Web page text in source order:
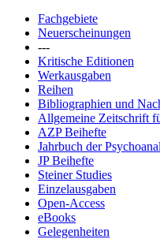
Fachgebiete
Neuerscheinungen
---
Kritische Editionen
Werkausgaben
Reihen
Bibliographien und
Allgemeine Zeitschrift
AZP Beihefte
Jahrbuch der
JP Beihefte
Steiner Studies
Einzelausgaben
Open-Access
eBooks
Gelegenheiten